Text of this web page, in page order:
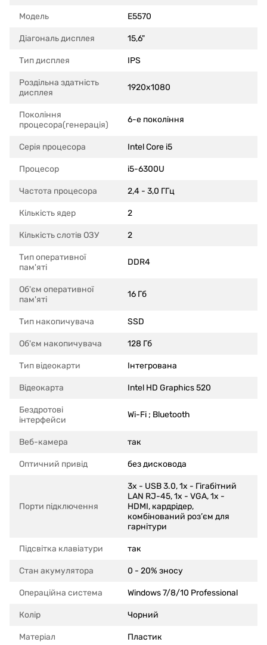
Модель E5570
Діагональ дисплея 15,6"
Тип дисплея IPS
Роздільна здатність
дисплея
1920x1080
Покоління
процесора(генерація)
6-е покоління
Серія процесора Intel Core i5
Процесор i5-6300U
Частота процесора 2,4 - 3,0 ГГц
Кількість ядер 2
Кількість слотів ОЗУ 2
Тип оперативної
пам'яті
DDR4
Об'єм оперативної
пам'яті
16 Гб
Тип накопичувача SSD
Об'єм накопичувача 128 Гб
Тип відеокарти Інтегрована
Відеокарта Intel HD Graphics 520
Бездротові
інтерфейси
Wi-Fi ; Bluetooth
Веб-камера так
Оптичний привід без дисковода
Порти підключення
3x - USB 3.0, 1x - Гігабітний
LAN RJ-45, 1x - VGA, 1x -
HDMI, кардрідер,
комбінований роз’єм для
гарнітури
Підсвітка клавіатури так
Стан акумулятора 0 - 20% зносу
Операційна система Windows 7/8/10 Professional
Колір Чорний
Матеріал Пластик